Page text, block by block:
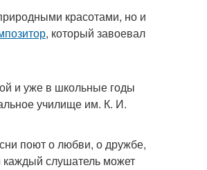
красотами, но и
, который завоевал
и уже в школьные годы
училище им. К. И.
поют о любви, о дружбе,
каждый слушатель может